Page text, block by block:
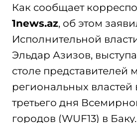
Как сообщает
1news.az, об этом
Исполнительной
Эльдар Азизов,
столе представителей
региональных властей
третьего дня
городов (WUF13) в Баку.